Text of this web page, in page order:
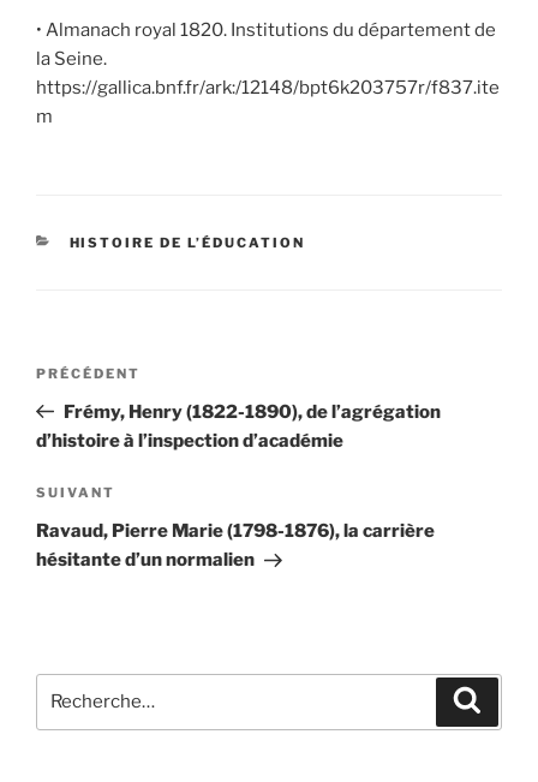
• Almanach royal 1820. Institutions du département de
la Seine.
https://gallica.bnf.fr/ark:/12148/bpt6k203757r/f837.ite
m
CATÉGORIES
HISTOIRE DE L’ÉDUCATION
Navigation
l’article
Article
précédent
PRÉCÉDENT
Frémy, Henry (1822-1890), de l’agrégation
d’histoire à l’inspection d’académie
Article
suivant
SUIVANT
Ravaud, Pierre Marie (1798-1876), la carrière
hésitante d’un normalien
pour